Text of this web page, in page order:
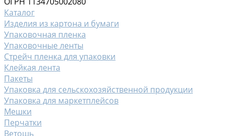
Каталог
Изделия из картона и бумаги
Упаковочная пленка
Упаковочные ленты
Стрейч пленка для упаковки
Клейкая лента
Пакеты
Упаковка для сельскохозяйственной продукции
Упаковка для маркетплейсов
Мешки
Перчатки
Ветошь